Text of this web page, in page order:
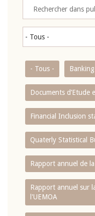
- Tous -
Documents d’Etude
Financial Inclusion
Quaterly Statistical
Rapport annuel de
Rapport annuel sur
l'UEMOA